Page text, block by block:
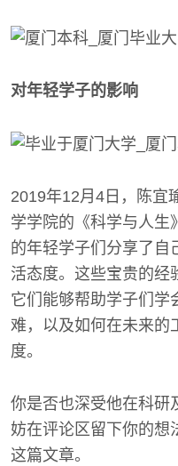
对年轻学子的影响
2019年12月4日，陈宜
学学院的《科学与人生
的年轻学子们分享了自
活态度。这些宝贵的经
它们能够帮助学子们学
难，以及如何在未来的
度。
你是否也深受他在科研
妨在评论区留下你的想
这篇文章。